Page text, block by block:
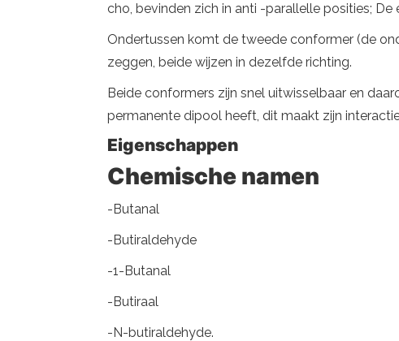
cho, bevinden zich in anti -parallelle posities;
Ondertussen komt de tweede conformer (de
zeggen, beide wijzen in dezelfde richting.
Beide conformers zijn snel uitwisselbaar en
permanente dipool heeft, dit maakt zijn
Eigenschappen
Chemische namen
-Butanal
-Butiraldehyde
-1-Butanal
-Butiraal
-N-butiraldehyde.